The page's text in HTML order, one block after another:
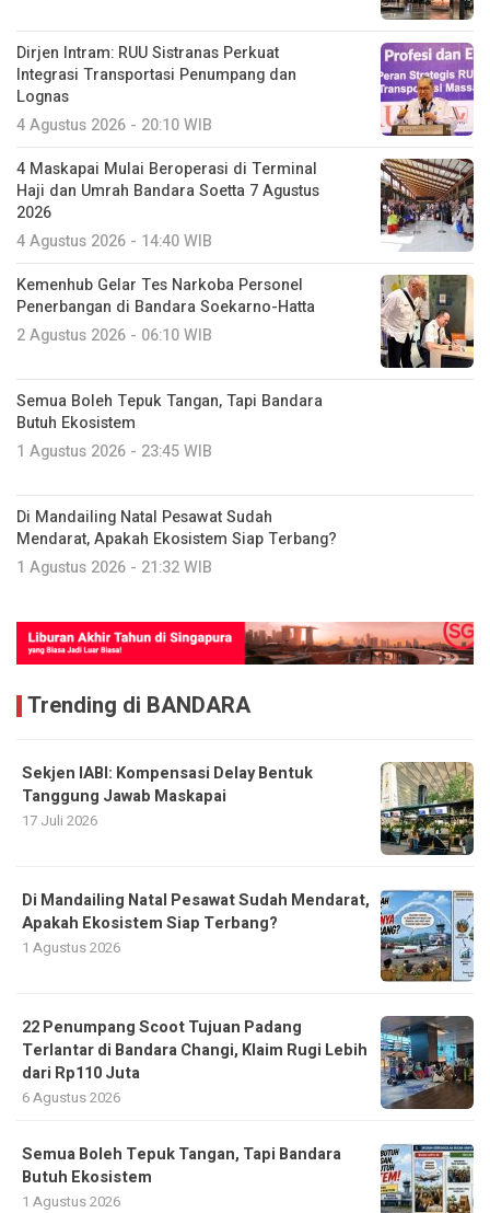
Dirjen Intram: RUU Sistranas Perkuat
Integrasi Transportasi Penumpang dan
Lognas
4 Agustus 2026 - 20:10 WIB
4 Maskapai Mulai Beroperasi di Terminal
Haji dan Umrah Bandara Soetta 7 Agustus
2026
4 Agustus 2026 - 14:40 WIB
Kemenhub Gelar Tes Narkoba Personel
Penerbangan di Bandara Soekarno-Hatta
2 Agustus 2026 - 06:10 WIB
Semua Boleh Tepuk Tangan, Tapi Bandara
Butuh Ekosistem
1 Agustus 2026 - 23:45 WIB
Di Mandailing Natal Pesawat Sudah
Mendarat, Apakah Ekosistem Siap Terbang?
1 Agustus 2026 - 21:32 WIB
Trending di BANDARA
Sekjen IABI: Kompensasi Delay Bentuk
Tanggung Jawab Maskapai
17 Juli 2026
Di Mandailing Natal Pesawat Sudah Mendarat,
Apakah Ekosistem Siap Terbang?
1 Agustus 2026
22 Penumpang Scoot Tujuan Padang
Terlantar di Bandara Changi, Klaim Rugi Lebih
dari Rp110 Juta
6 Agustus 2026
Semua Boleh Tepuk Tangan, Tapi Bandara
Butuh Ekosistem
1 Agustus 2026